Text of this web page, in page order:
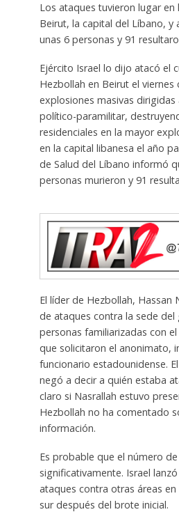
Los ataques tuvieron lugar en
Beirut, la capital del Líbano, y
unas 6 personas y 91
Ejército Israel lo dijo atacó el
Hezbollah en Beirut el viernes
explosiones masivas
político-paramilitar,
residenciales en la mayor
en la capital libanesa el año
de Salud del Líbano informó
personas murieron y 91
El líder de Hezbollah, Hassan
de ataques contra la sede
personas familiarizadas con
que solicitaron el anonimato,
funcionario estadounidense.
negó a decir a quién estaba
claro si Nasrallah estuvo
Hezbollah no ha comentado
información.
Es probable que el número
significativamente. Israel
ataques contra otras áreas
sur después del brote inicial.